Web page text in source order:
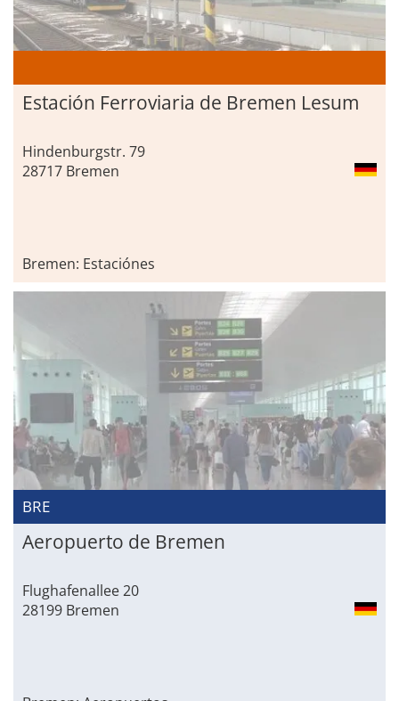
Estación Ferroviaria de Bremen Lesum
Hindenburgstr. 79
28717 Bremen
Bremen: Estaciónes
BRE
Aeropuerto de Bremen
Flughafenallee 20
28199 Bremen